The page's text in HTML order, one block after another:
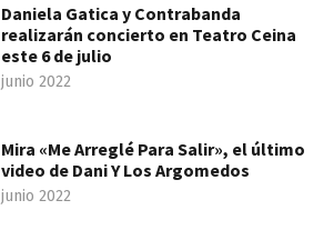
Daniela Gatica y Contrabanda
realizarán concierto en Teatro Ceina
este 6 de julio
junio 2022
Mira «Me Arreglé Para Salir», el último
video de Dani Y Los Argomedos
junio 2022